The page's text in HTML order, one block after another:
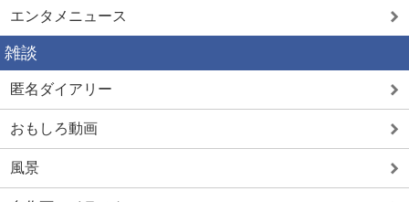
エンタメニュース
雑談
匿名ダイアリー
おもしろ動画
風景